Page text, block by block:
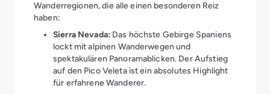
Wanderregionen, die alle einen besonderen Reiz
haben:
Sierra Nevada: Das höchste Gebirge Spaniens
lockt mit alpinen Wanderwegen und
spektakulären Panoramablicken. Der Aufstieg
auf den Pico Veleta ist ein absolutes Highlight
für erfahrene Wanderer.